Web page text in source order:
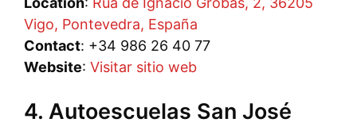
Vigo, Pontevedra, España
Contact: +34 986 26 40 77
Website: Visitar sitio web
4. Autoescuelas San José